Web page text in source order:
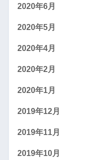
2020年6月
2020年5月
2020年4月
2020年2月
2020年1月
2019年12月
2019年11月
2019年10月